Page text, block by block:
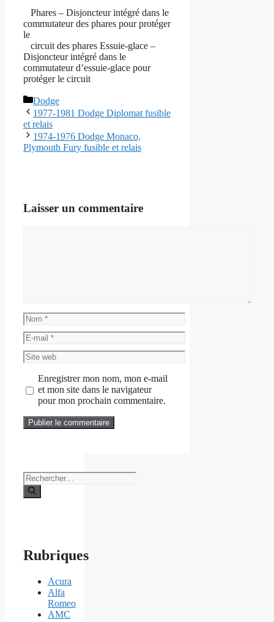
Phares – Disjoncteur intégré dans le
commutateur des phares pour protéger
le
circuit des phares Essuie-glace –
Disjoncteur intégré dans le
commutateur d’essuie-glace pour
protéger le circuit
Catégories
Dodge
1977-1981 Dodge Diplomat fusible
et relais
1974-1976 Dodge Monaco,
Plymouth Fury fusible et relais
Laisser un commentaire
Nom
E-
mail
Site
web
Enregistrer mon nom, mon e-mail
et mon site dans le navigateur
pour mon prochain commentaire.
Rechercher :
Rubriques
Acura
Alfa
Romeo
AMC